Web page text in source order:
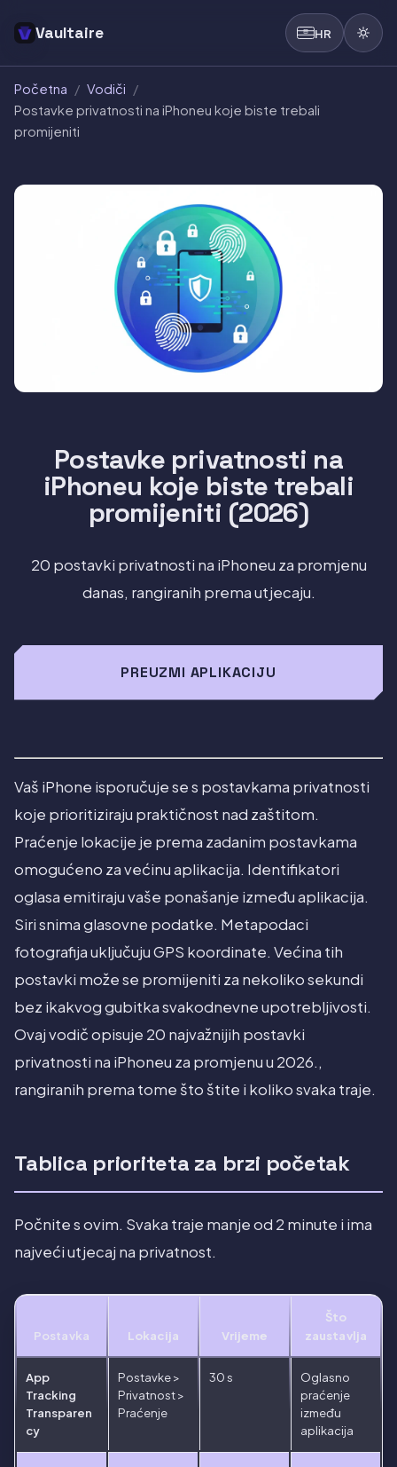
Vaultaire HR
Početna / Vodiči /
Postavke privatnosti na iPhoneu koje biste trebali
promijeniti
Postavke privatnosti na
iPhoneu koje biste trebali
promijeniti (2026)
20 postavki privatnosti na iPhoneu za promjenu
danas, rangiranih prema utjecaju.
PREUZMI APLIKACIJU
Vaš iPhone isporučuje se s postavkama privatnosti
koje prioritiziraju praktičnost nad zaštitom.
Praćenje lokacije je prema zadanim postavkama
omogućeno za većinu aplikacija. Identifikatori
oglasa emitiraju vaše ponašanje između aplikacija.
Siri snima glasovne podatke. Metapodaci
fotografija uključuju GPS koordinate. Većina tih
postavki može se promijeniti za nekoliko sekundi
bez ikakvog gubitka svakodnevne upotrebljivosti.
Ovaj vodič opisuje 20 najvažnijih postavki
privatnosti na iPhoneu za promjenu u 2026.,
rangiranih prema tome što štite i koliko svaka traje.
Tablica prioriteta za brzi početak
Počnite s ovim. Svaka traje manje od 2 minute i ima
najveći utjecaj na privatnost.
Postavka Lokacija Vrijeme
Što
zaustavlja
App
Tracking
Transparen
cy
Postavke >
Privatnost >
Praćenje
30 s
Oglasno
praćenje
između
aplikacija